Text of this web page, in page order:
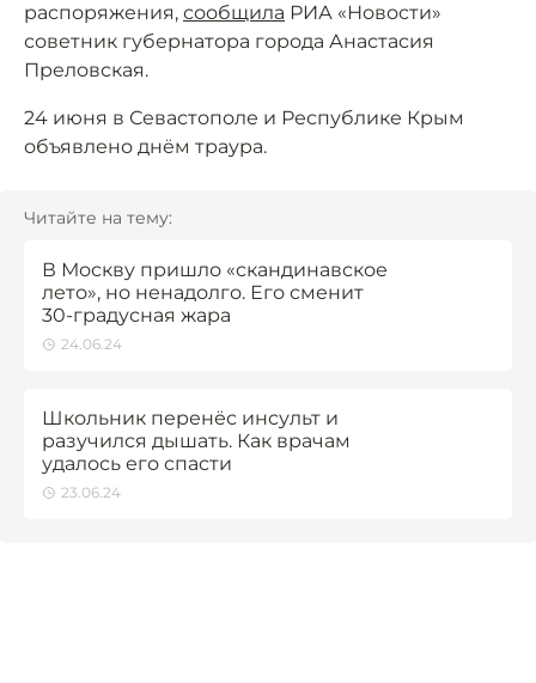
распоряжения, сообщила РИА «Новости»
советник губернатора города Анастасия
Преловская.
24 июня в Севастополе и Республике Крым
объявлено днём траура.
Читайте на тему:
В Москву пришло «скандинавское
лето», но ненадолго. Его сменит
30-градусная жара
24.06.24
Школьник перенёс инсульт и
разучился дышать. Как врачам
удалось его спасти
23.06.24